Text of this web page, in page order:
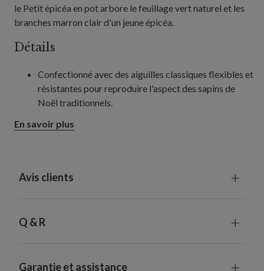
le Petit épicéa en pot arbore le feuillage vert naturel et les
branches marron clair d'un jeune épicéa.
Détails
Confectionné avec des aiguilles classiques flexibles et
résistantes pour reproduire l'aspect des sapins de
Noël traditionnels.
En savoir plus
Avis clients
Q & R
Garantie et assistance